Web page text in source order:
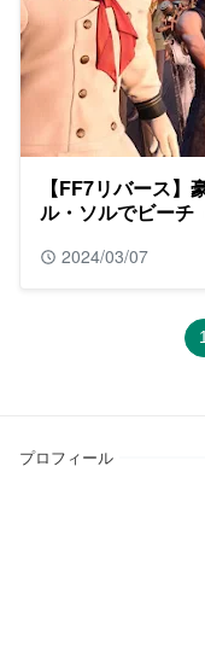
【FF7リバース
ル・ソルでビーチ
2024/03/07
1
プロフィール